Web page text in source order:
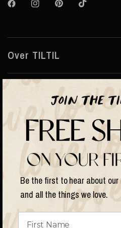
Over TILTIL
Shop op
Land/regio
bijwerken
Be the first to hear about
and all the things we love.